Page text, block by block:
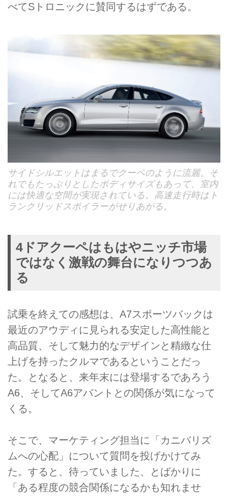
べてSトロニックに賛同するはずである。
サイドシルエットはまるでクーペのように流麗。そ
れでもたっぷりとしたボディサイズもあって、室内
には快適な空間が実現されている。高速走行時はト
ランクリッドスポイラーがせりあがる。
4ドアクーペはもはやニッチ市場
ではなく激戦の舞台になりつつあ
る
試乗を終えての感想は、A7スポーツバックは
最近のアウディに見られる安定した高性能と
高品質、そして魅力的なデザインと精緻な仕
上げを持ったクルマであるということだっ
た。となると、来年末には登場するであろう
A6、そしてA6アバントとの関係が気になって
くる。
そこで、マーケティング担当に「カニバリズ
ムへの心配」について質問を投げかけてみ
た。すると、待っていました、とばかりに
「ある程度の競合関係になるかも知れませ